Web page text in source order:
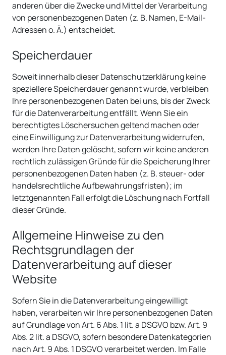
anderen über die Zwecke und Mittel der Verarbeitung
von personenbezogenen Daten (z. B. Namen, E-Mail-
Adressen o. Ä.) entscheidet.
Speicherdauer
Soweit innerhalb dieser Datenschutzerklärung keine
speziellere Speicherdauer genannt wurde, verbleiben
Ihre personenbezogenen Daten bei uns, bis der Zweck
für die Datenverarbeitung entfällt. Wenn Sie ein
berechtigtes Löschersuchen geltend machen oder
eine Einwilligung zur Datenverarbeitung widerrufen,
werden Ihre Daten gelöscht, sofern wir keine anderen
rechtlich zulässigen Gründe für die Speicherung Ihrer
personenbezogenen Daten haben (z. B. steuer- oder
handelsrechtliche Aufbewahrungsfristen); im
letztgenannten Fall erfolgt die Löschung nach Fortfall
dieser Gründe.
Allgemeine Hinweise zu den
Rechtsgrundlagen der
Datenverarbeitung auf dieser
Website
Sofern Sie in die Datenverarbeitung eingewilligt
haben, verarbeiten wir Ihre personenbezogenen Daten
auf Grundlage von Art. 6 Abs. 1 lit. a DSGVO bzw. Art. 9
Abs. 2 lit. a DSGVO, sofern besondere Datenkategorien
nach Art. 9 Abs. 1 DSGVO verarbeitet werden. Im Falle